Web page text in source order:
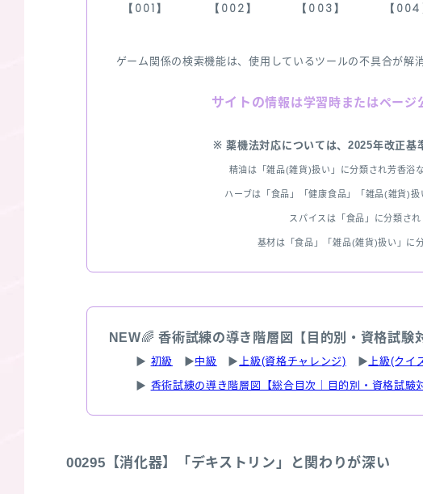
【001】 【002】 【003】 【004
ゲーム関係の検索機能は、使用しているツールの不具合が解
サイトの情報は学習時またはページ
※ 薬機法対応については、2025年改正基
精油は「雑品(雑貨)扱い」に分類され芳香浴
ハーブは「食品」「健康食品」「雑品(雑貨)
スパイスは「食品」に分類され
基材は「食品」「雑品(雑貨)扱い」に
NEW🌈香術試練の導き階層図【目的別・資格試験
▶ 初級 ▶中級 ▶ 上級(資格チャレンジ) ▶ 上級(クイ
▶ 香術試練の導き階層図【総合目次｜目的別・資格試験
00295【消化器】「デキストリン」と関わりが深い